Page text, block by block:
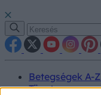
Betegségek A-Z
Tünet